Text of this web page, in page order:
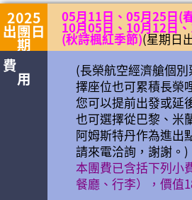
2025
出團日
期
05月11日、05月25日(
10月05日、10月12日
(秋詩楓紅季節)(星期日
費
用
(長榮航空經濟艙個
擇座位也可累積長榮
您可以提前出發或延
也可選擇從巴黎、米
阿姆斯特丹作為進出
請來電洽詢，謝謝。)
本團費已含括下列小
餐廳、行李），價值